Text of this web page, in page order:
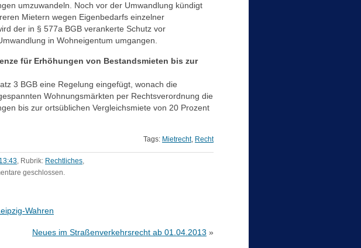
umzuwandeln. Noch vor der Umwandlung kündigt
Mietern wegen Eigenbedarfs einzelner
der in § 577a BGB verankerte Schutz vor
in Wohneigentum umgangen.
für Erhöhungen von Bestandsmieten bis zur
3 BGB eine Regelung eingefügt, wonach die
Wohnungsmärkten per Rechtsverordnung die
bis zur ortsüblichen Vergleichsmiete von 20 Prozent
Tags: Mietrecht, Recht
, Rubrik: Rechtliches,
geschlossen.
Wahren
Neues im Straßenverkehrsrecht ab 01.04.2013 »